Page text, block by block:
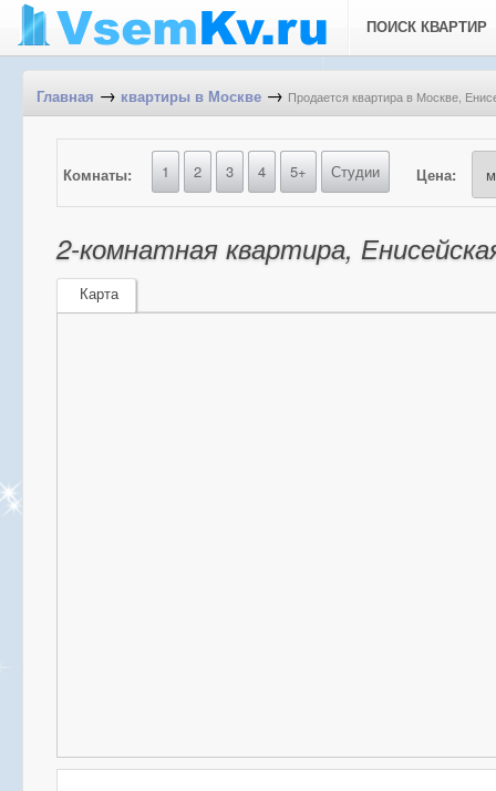
ПОИСК КВАРТИР
Главная → квартиры в Москве → Продается квартира в Москве,
Комнаты: 1 2 3 4 5+ Студии Цена:
2-комнатная квартира,
Карта